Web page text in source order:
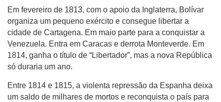
Em fevereiro de 1813, com o apoio da Inglaterra, Bolívar
organiza um pequeno exército e consegue libertar a
cidade de Cartagena. Em maio parte para a conquistar a
Venezuela. Entra em Caracas e derrota Monteverde. Em
1814, ganha o título de “Libertador”, mas a nova República
só duraria um ano.
Entre 1814 e 1815, a violenta repressão da Espanha deixa
um saldo de milhares de mortos e reconquista o país para